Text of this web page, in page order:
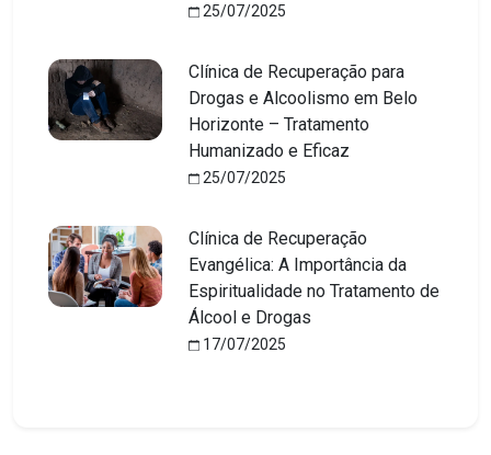
25/07/2025
Clínica de Recuperação para
Drogas e Alcoolismo em Belo
Horizonte – Tratamento
Humanizado e Eficaz
25/07/2025
Clínica de Recuperação
Evangélica: A Importância da
Espiritualidade no Tratamento de
Álcool e Drogas
17/07/2025